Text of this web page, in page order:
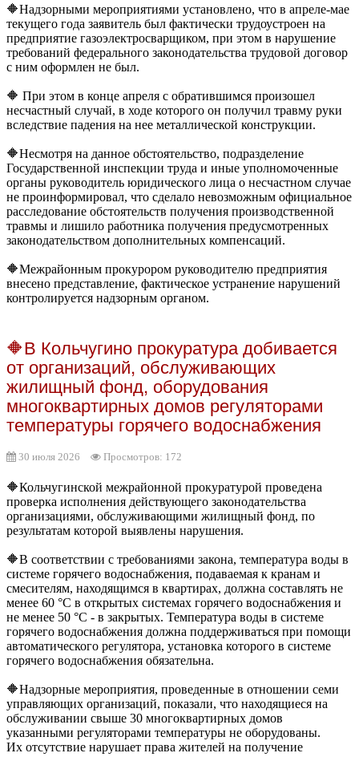
🔶Надзорными мероприятиями установлено, что в апреле-мае
текущего года заявитель был фактически трудоустроен на
предприятие газоэлектросварщиком, при этом в нарушение
требований федерального законодательства трудовой договор
с ним оформлен не был.
🔶 При этом в конце апреля с обратившимся произошел
несчастный случай, в ходе которого он получил травму руки
вследствие падения на нее металлической конструкции.
🔶Несмотря на данное обстоятельство, подразделение
Государственной инспекции труда и иные уполномоченные
органы руководитель юридического лица о несчастном случае
не проинформировал, что сделало невозможным официальное
расследование обстоятельств получения производственной
травмы и лишило работника получения предусмотренных
законодательством дополнительных компенсаций.
🔶Межрайонным прокурором руководителю предприятия
внесено представление, фактическое устранение нарушений
контролируется надзорным органом.
🔶В Кольчугино прокуратура добивается
от организаций, обслуживающих
жилищный фонд, оборудования
многоквартирных домов регуляторами
температуры горячего водоснабжения
30 июля 2026 Просмотров: 172
🔶Кольчугинской межрайонной прокуратурой проведена
проверка исполнения действующего законодательства
организациями, обслуживающими жилищный фонд, по
результатам которой выявлены нарушения.
🔶В соответствии с требованиями закона, температура воды в
системе горячего водоснабжения, подаваемая к кранам и
смесителям, находящимся в квартирах, должна составлять не
менее 60 °С в открытых системах горячего водоснабжения и
не менее 50 °С - в закрытых. Температура воды в системе
горячего водоснабжения должна поддерживаться при помощи
автоматического регулятора, установка которого в системе
горячего водоснабжения обязательна.
🔶Надзорные мероприятия, проведенные в отношении семи
управляющих организаций, показали, что находящиеся на
обслуживании свыше 30 многоквартирных домов
указанными регуляторами температуры не оборудованы.
Их отсутствие нарушает права жителей на получение